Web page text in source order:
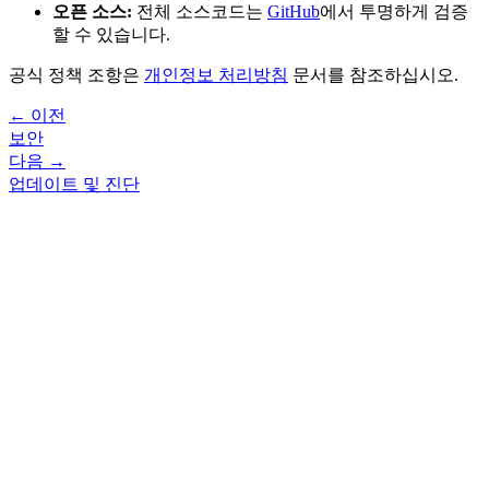
오픈 소스: 전체 소스코드는 GitHub에서 투명하게 검증
할 수 있습니다.
공식 정책 조항은 개인정보 처리방침 문서를 참조하십시오.
← 이전
보안
다음 →
업데이트 및 진단